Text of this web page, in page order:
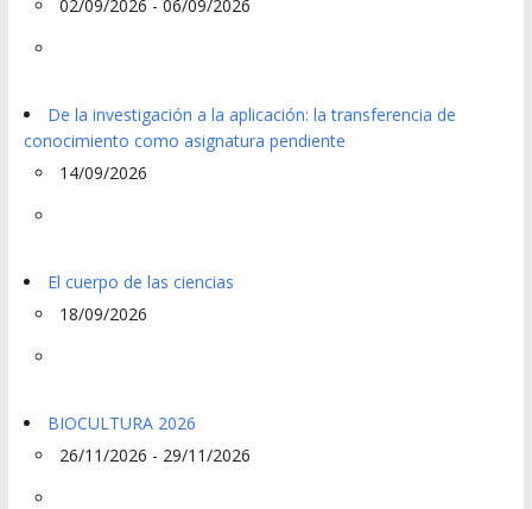
02/09/2026 - 06/09/2026
De la investigación a la aplicación: la transferencia de
conocimiento como asignatura pendiente
14/09/2026
El cuerpo de las ciencias
18/09/2026
BIOCULTURA 2026
26/11/2026 - 29/11/2026